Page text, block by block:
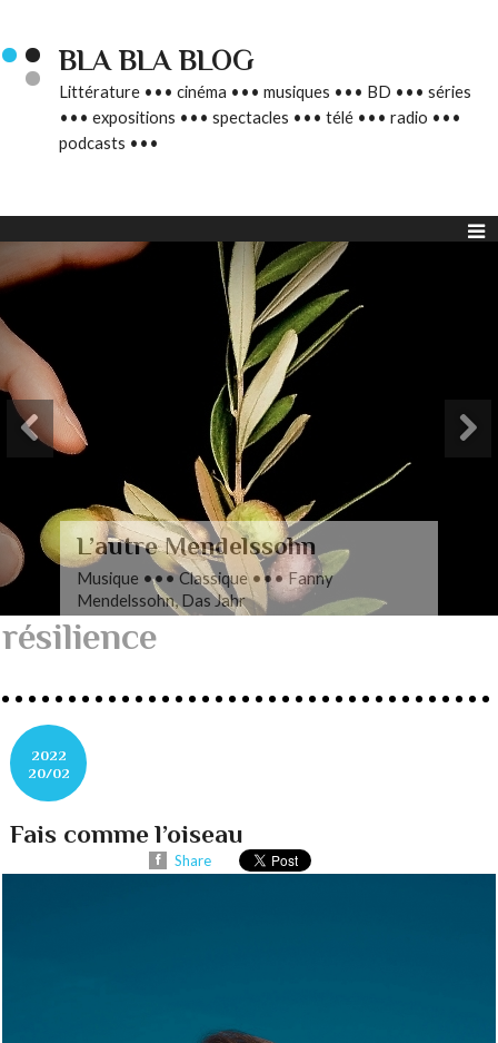
BLA BLA BLOG
Littérature ••• cinéma ••• musiques ••• BD ••• séries
••• expositions ••• spectacles ••• télé ••• radio •••
podcasts •••
L’autre Mendelssohn
Musique ••• Classique ••• Fanny
Mendelssohn, Das Jahr
résilience
2022
20/02
Fais comme l’oiseau
Share